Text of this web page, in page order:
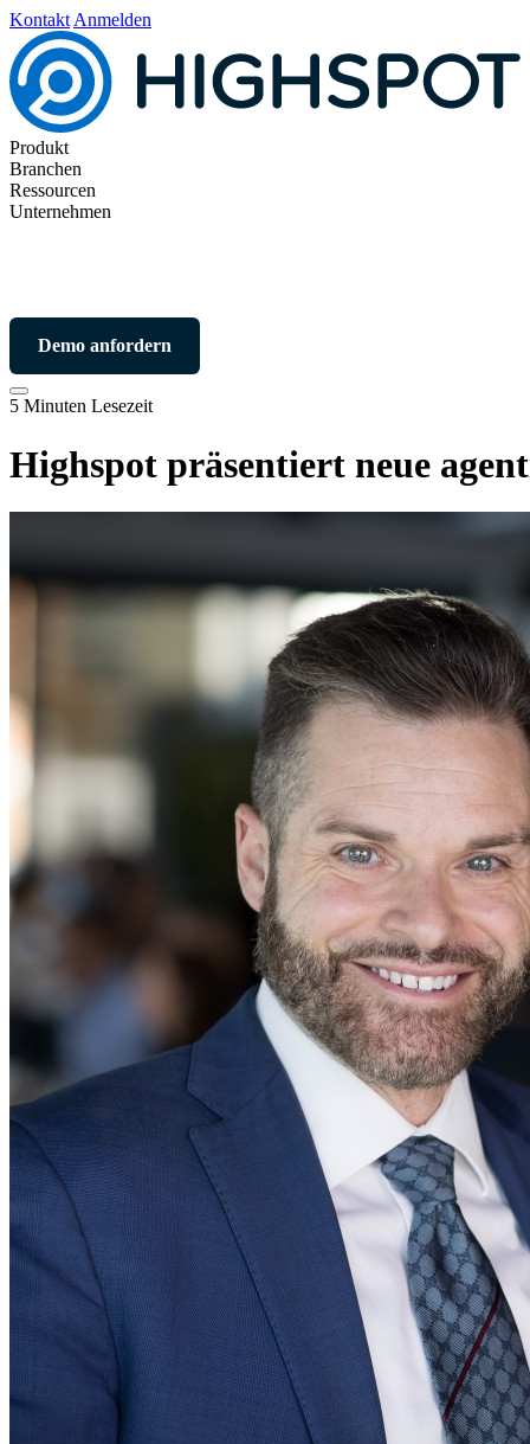
Kontakt Anmelden
Produkt
Branchen
Ressourcen
Unternehmen
Demo anfordern
5 Minuten Lesezeit
Highspot präsentiert neue